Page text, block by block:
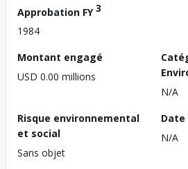
Approbation FY3
1984
Montant engagé
USD 0.00 millions
N/A
Risque environnemental
et social
Sans objet
N/A